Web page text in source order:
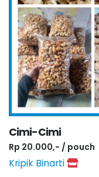
Cimi-Cimi
Rp 20.000,- / pouch
Kripik Binarti